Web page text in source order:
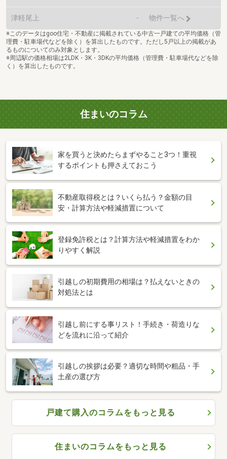
津軽尾上 - 物件一覧へ
※このデータはgoo住宅・不動産に掲載されている中古一戸建ての平均価格（管
理費・駐車場代などを除く）を算出したものです。ただし5戸以上の掲載があ
るものについてのみ対象とします。
※周辺駅の価格相場は2LDK・3K・3DKの平均価格（管理費・駐車場代などを除
く）を算出したものです。
住まいのコラム
家を買うと決めたらまずやること3つ！重視
するポイントも押さえておこう
不動産取得税とは？いくら払う？金額の目
安・計算方法や軽減措置について
登録免許税とは？計算方法や軽減措置をわか
りやすく解説
引越しの初期費用の相場は？払えないときの
対処法とは
引越し前にする事リスト！手続き・荷造りな
どを流れに沿って紹介
引越しの挨拶は必要？適切な時間や粗品・手
土産の選び方
戸建て購入のコラムをもっと見る
住まいのコラムをもっと見る